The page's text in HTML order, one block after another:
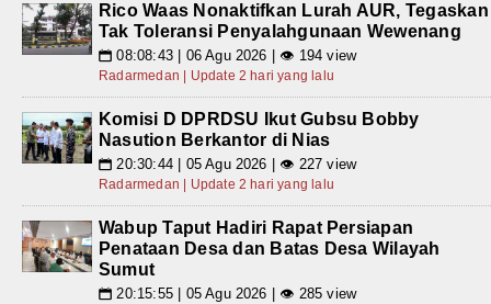
Rico Waas Nonaktifkan Lurah AUR, Tegaskan
Tak Toleransi Penyalahgunaan Wewenang
📅 08:08:43 | 06 Agu 2026 | 👁 194 view
Radarmedan | Update 2 hari yang lalu
Komisi D DPRDSU Ikut Gubsu Bobby
Nasution Berkantor di Nias
📅 20:30:44 | 05 Agu 2026 | 👁 227 view
Radarmedan | Update 2 hari yang lalu
Wabup Taput Hadiri Rapat Persiapan
Penataan Desa dan Batas Desa Wilayah
Sumut
📅 20:15:55 | 05 Agu 2026 | 👁 285 view